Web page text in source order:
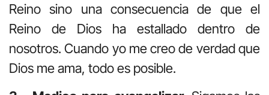
Reino sino una consecuencia de que el
Reino de Dios ha estallado dentro de
nosotros. Cuando yo me creo de verdad que
Dios me ama, todo es posible.